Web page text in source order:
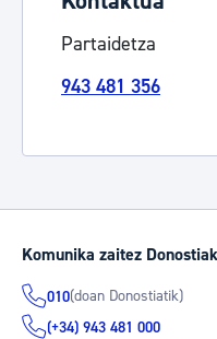
Partaidetza
943 481 356
Komunika zaitez
010(doan Donostiatik)
(+34) 943 481 000